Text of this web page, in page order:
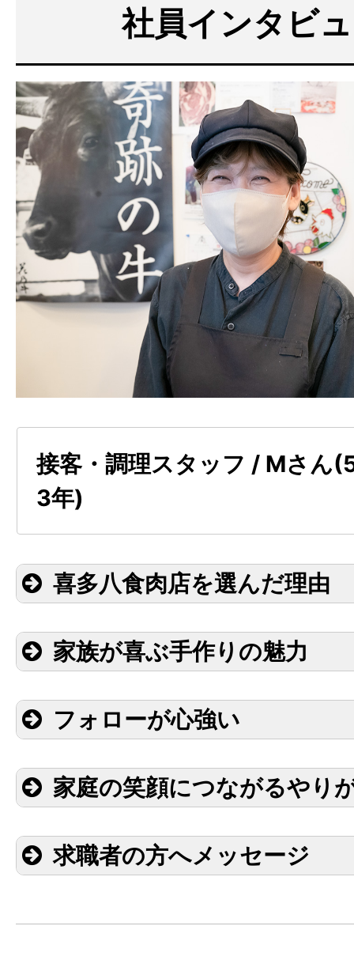
社員インタビ
接客・調理スタッフ / Mさん
3年)
喜多八食肉店を選んだ理由
家族が喜ぶ手作りの魅力
フォローが心強い
家庭の笑顔につながるやり
求職者の方へメッセージ